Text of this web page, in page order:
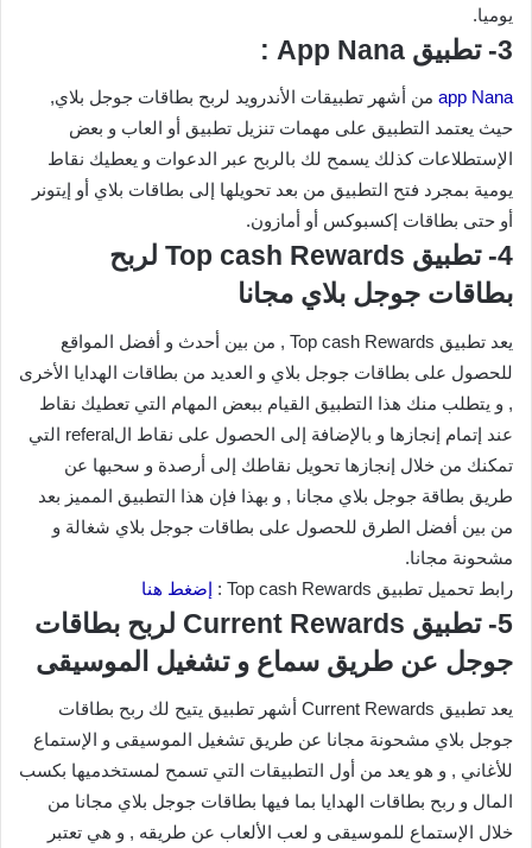
يوميا.
3- تطبيق App Nana :
app Nana من أشهر تطبيقات الأندرويد لربح بطاقات جوجل بلاي,
حيث يعتمد التطبيق على مهمات تنزيل تطبيق أو العاب و بعض
الإستطلاعات كذلك يسمح لك بالربح عبر الدعوات و يعطيك نقاط
يومية بمجرد فتح التطبيق من بعد تحويلها إلى بطاقات بلاي أو إيتونر
أو حتى بطاقات إكسبوكس أو أمازون.
4- تطبيق Top cash Rewards لربح
بطاقات جوجل بلاي مجانا
يعد تطبيق Top cash Rewards , من بين أحدث و أفضل المواقع
للحصول على بطاقات جوجل بلاي و العديد من بطاقات الهدايا الأخرى
, و يتطلب منك هذا التطبيق القيام ببعض المهام التي تعطيك نقاط
عند إتمام إنجازها و بالإضافة إلى الحصول على نقاط الreferal التي
تمكنك من خلال إنجازها تحويل نقاطك إلى أرصدة و سحبها عن
طريق بطاقة جوجل بلاي مجانا , و بهذا فإن هذا التطبيق المميز بعد
من بين أفضل الطرق للحصول على بطاقات جوجل بلاي شغالة و
مشحونة مجانا.
رابط تحميل تطبيق Top cash Rewards :
إضغط هنا
5- تطبيق Current Rewards لربح بطاقات
جوجل عن طريق سماع و تشغيل الموسيقى
يعد تطبيق Current Rewards أشهر تطبيق يتيح لك ربح بطاقات
جوجل بلاي مشحونة مجانا عن طريق تشغيل الموسيقى و الإستماع
للأغاني , و هو يعد من أول التطبيقات التي تسمح لمستخدميها بكسب
المال و ربح بطاقات الهدايا بما فيها بطاقات جوجل بلاي مجانا من
خلال الإستماع للموسيقى و لعب الألعاب عن طريقه , و هي تعتبر